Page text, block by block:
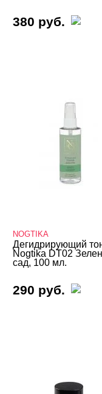
380 руб.
NOGTIKA
Дегидрирующий
Nogtika DT02
сад, 100 мл.
290 руб.